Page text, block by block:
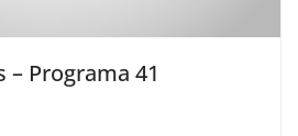
– Programa 41